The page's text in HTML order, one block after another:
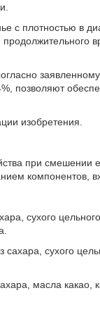
с плотностью в
позволяют
изобретения.
при смешении
компонентов,
сухого
сухого
масла какао,